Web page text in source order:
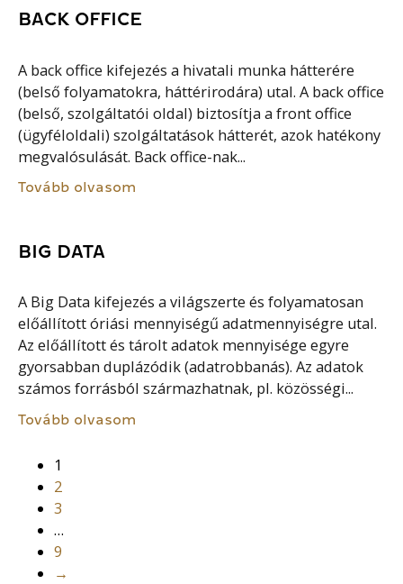
BACK OFFICE
A back office kifejezés a hivatali munka hátterére
(belső folyamatokra, háttérirodára) utal. A back office
(belső, szolgáltatói oldal) biztosítja a front office
(ügyféloldali) szolgáltatások hátterét, azok hatékony
megvalósulását. Back office-nak...
Tovább olvasom
BIG DATA
A Big Data kifejezés a világszerte és folyamatosan
előállított óriási mennyiségű adatmennyiségre utal.
Az előállított és tárolt adatok mennyisége egyre
gyorsabban duplázódik (adatrobbanás). Az adatok
számos forrásból származhatnak, pl. közösségi...
Tovább olvasom
1
2
3
…
9
→